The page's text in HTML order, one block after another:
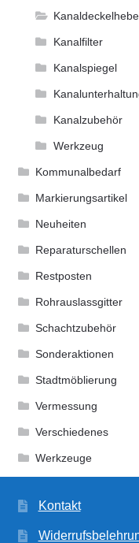
Kanalfilter
Kanalspiegel
Kanalzubehör
Werkzeug
Kommunalbedarf
Markierungsartikel
Neuheiten
Reparaturschellen
Restposten
Rohrauslassgitter
Schachtzubehör
Sonderaktionen
Stadtmöblierung
Vermessung
Verschiedenes
Werkzeuge
Kontakt